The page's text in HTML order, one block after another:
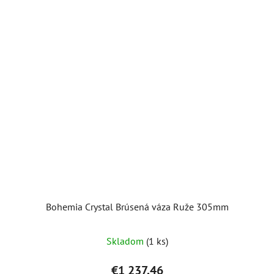
Bohemia Crystal Brúsená váza Ruže 305mm
Skladom (1 ks)
€1 237,46